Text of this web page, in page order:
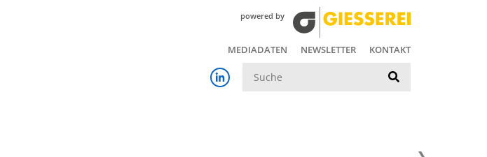
powered by
MEDIADATEN NEWSLETTER KONTAKT